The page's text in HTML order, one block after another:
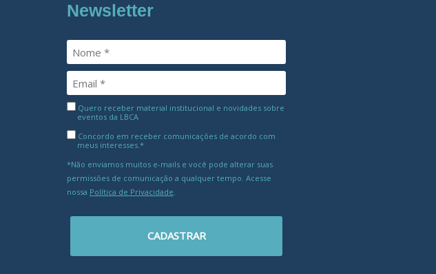
Newsletter
Quero receber material institucional e novidades sobre
eventos da LBCA
Concordo em receber comunicações de acordo com
meus interesses.*
*Não enviamos muitos e-mails e você pode alterar suas
permissões de comunicação a qualquer tempo. Acesse
nossa Política de Privacidade
CADASTRAR